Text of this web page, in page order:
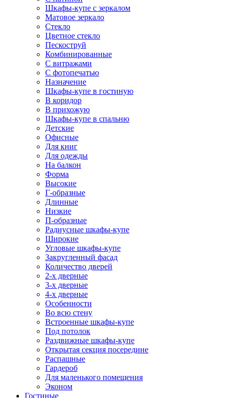
Шкафы-купе с зеркалом
Матовое зеркало
Стекло
Цветное стекло
Пескоструй
Комбинированные
С витражами
С фотопечатью
Назначение
Шкафы-купе в гостиную
В коридор
В прихожую
Шкафы-купе в спальню
Детские
Офисные
Для книг
Для одежды
На балкон
Форма
Высокие
Г-образные
Длинные
Низкие
П-образные
Радиусные шкафы-купе
Широкие
Угловые шкафы-купе
Закругленный фасад
Количество дверей
2-х дверные
3-х дверные
4-х дверные
Особенности
Во всю стену
Встроенные шкафы-купе
Под потолок
Раздвижные шкафы-купе
Открытая секция посередине
Распашные
Гардероб
Для маленького помещения
Эконом
Гостиные